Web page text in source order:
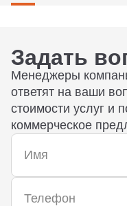
Задать
Менеджеры
ответят на ваши
стоимости услуг и
коммерческое